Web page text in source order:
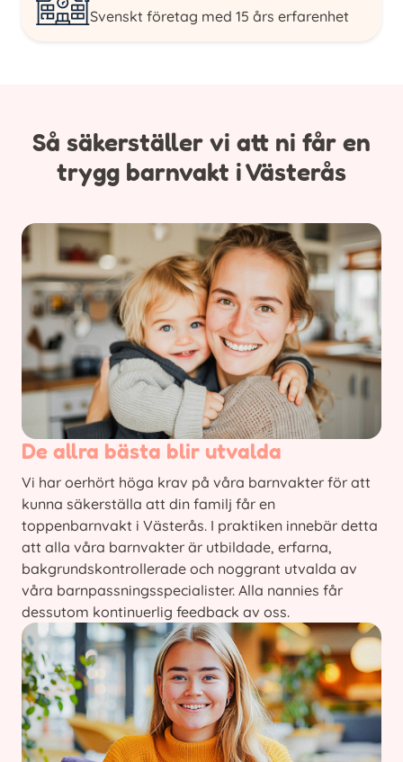
Svenskt företag med 15 års erfarenhet
Så säkerställer vi att ni får en
trygg barnvakt i Västerås
De allra bästa blir utvalda
Vi har oerhört höga krav på våra barnvakter för att
kunna säkerställa att din familj får en
toppenbarnvakt i Västerås. I praktiken innebär detta
att alla våra barnvakter är utbildade, erfarna,
bakgrundskontrollerade och noggrant utvalda av
våra barnpassningsspecialister. Alla nannies får
dessutom kontinuerlig feedback av oss.